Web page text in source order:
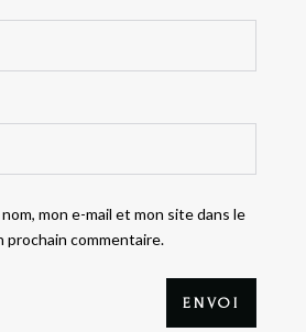
mon e-mail et mon site dans le
prochain commentaire.
ENVOI